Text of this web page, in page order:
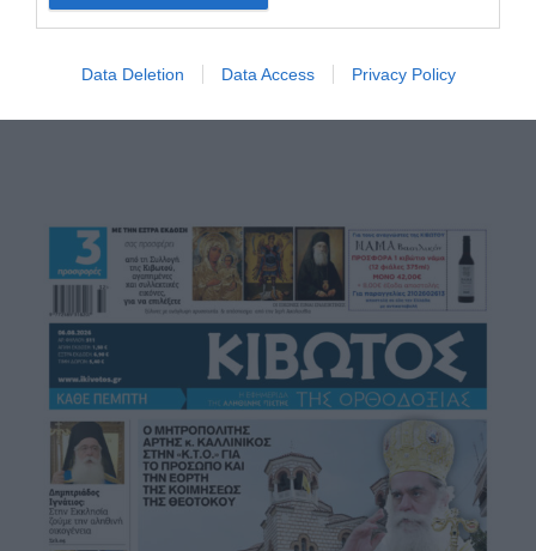
Data Deletion Data Access Privacy Policy